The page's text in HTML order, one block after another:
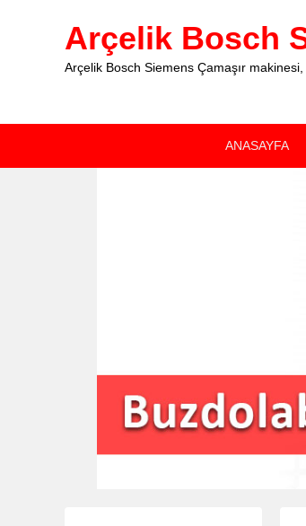
Arçelik Bosch
Arçelik Bosch Siemens Çamaşır
ANASAYFA